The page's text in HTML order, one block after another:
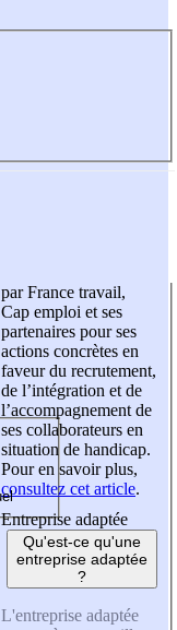
par France travail,
Cap emploi et ses
partenaires pour ses
actions concrètes en
faveur du recrutement,
de l’intégration et de
l’accompagnement de
ses collaborateurs en
situation de handicap.
Pour en savoir plus,
consultez cet article.
Entreprise adaptée
Qu'est-ce qu'une
entreprise adaptée
?
L'entreprise adaptée